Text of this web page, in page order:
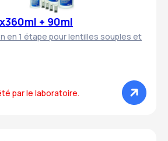
+ 90ml
en 1 étape pour lentilles souples et
par le laboratoire.